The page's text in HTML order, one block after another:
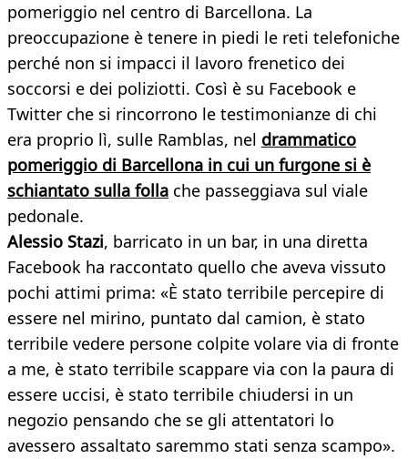
pomeriggio nel centro di Barcellona. La
preoccupazione è tenere in piedi le reti telefoniche
perché non si impacci il lavoro frenetico dei
soccorsi e dei poliziotti. Così è su Facebook e
Twitter che si rincorrono le testimonianze di chi
era proprio lì, sulle Ramblas, nel drammatico
pomeriggio di Barcellona in cui un furgone si è
schiantato sulla folla che passeggiava sul viale
pedonale.
Alessio Stazi, barricato in un bar, in una diretta
Facebook ha raccontato quello che aveva vissuto
pochi attimi prima: «È stato terribile percepire di
essere nel mirino, puntato dal camion, è stato
terribile vedere persone colpite volare via di fronte
a me, è stato terribile scappare via con la paura di
essere uccisi, è stato terribile chiudersi in un
negozio pensando che se gli attentatori lo
avessero assaltato saremmo stati senza scampo».